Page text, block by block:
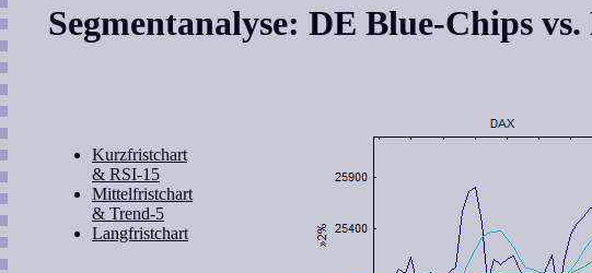
Segmentanalyse: DE Blue-Chips
Kurzfristchart
& RSI-15
Mittelfristchart
& Trend-5
Langfristchart